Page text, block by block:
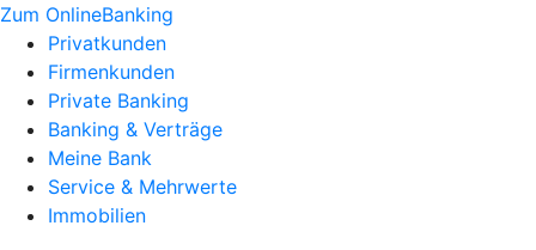
Zum OnlineBanking
Privatkunden
Firmenkunden
Private Banking
Banking & Verträge
Meine Bank
Service & Mehrwerte
Immobilien